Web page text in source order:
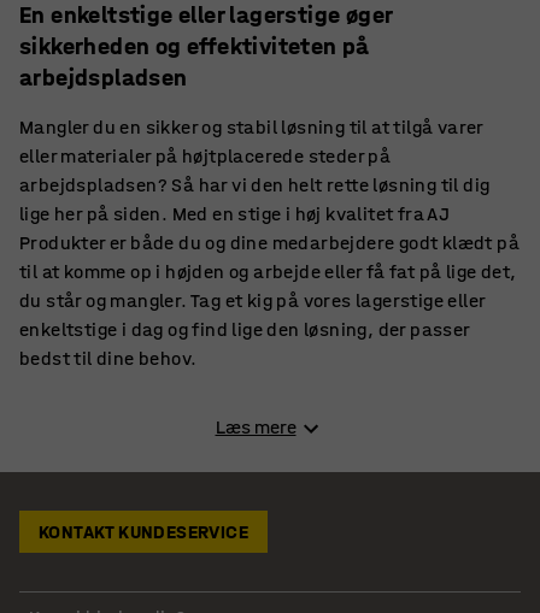
En enkeltstige eller lagerstige øger
sikkerheden og effektiviteten på
arbejdspladsen
Mangler du en sikker og stabil løsning til at tilgå varer
eller materialer på højtplacerede steder på
arbejdspladsen? Så har vi den helt rette løsning til dig
lige her på siden. Med en stige i høj kvalitet fra AJ
Produkter er både du og dine medarbejdere godt klædt på
til at komme op i højden og arbejde eller få fat på lige det,
du står og mangler. Tag et kig på vores lagerstige eller
enkeltstige i dag og find lige den løsning, der passer
bedst til dine behov.
Vores enkeltstige er fremstillet i kraftigt aluminium og er
ekstra sikkerhed og tryghed, når du skal højt op og
arbejde ved hjælp af en stige. Stigen kommer med riflede
trin og er udstyret med skridsikker gummibeskyttelse i
Læs mere
KONTAKT KUNDESERVICE